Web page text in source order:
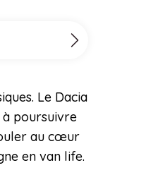
Le Dacia
à poursuivre
au cœur
en van life.